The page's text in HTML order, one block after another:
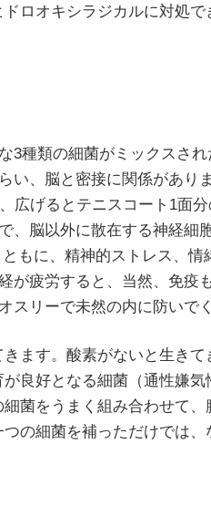
ロオキシラジカルに対処
3種類の細菌がミックスさ
い、脳と密接に関係があり
広げるとテニスコート1面
、脳以外に散在する神経細
もに、精神的ストレス、情
が疲労すると、当然、免疫
スリーで未然の内に防いで
ます。酸素がないと生き
良好となる細菌（通性嫌気
菌をうまく組み合わせて
の細菌を補っただけでは